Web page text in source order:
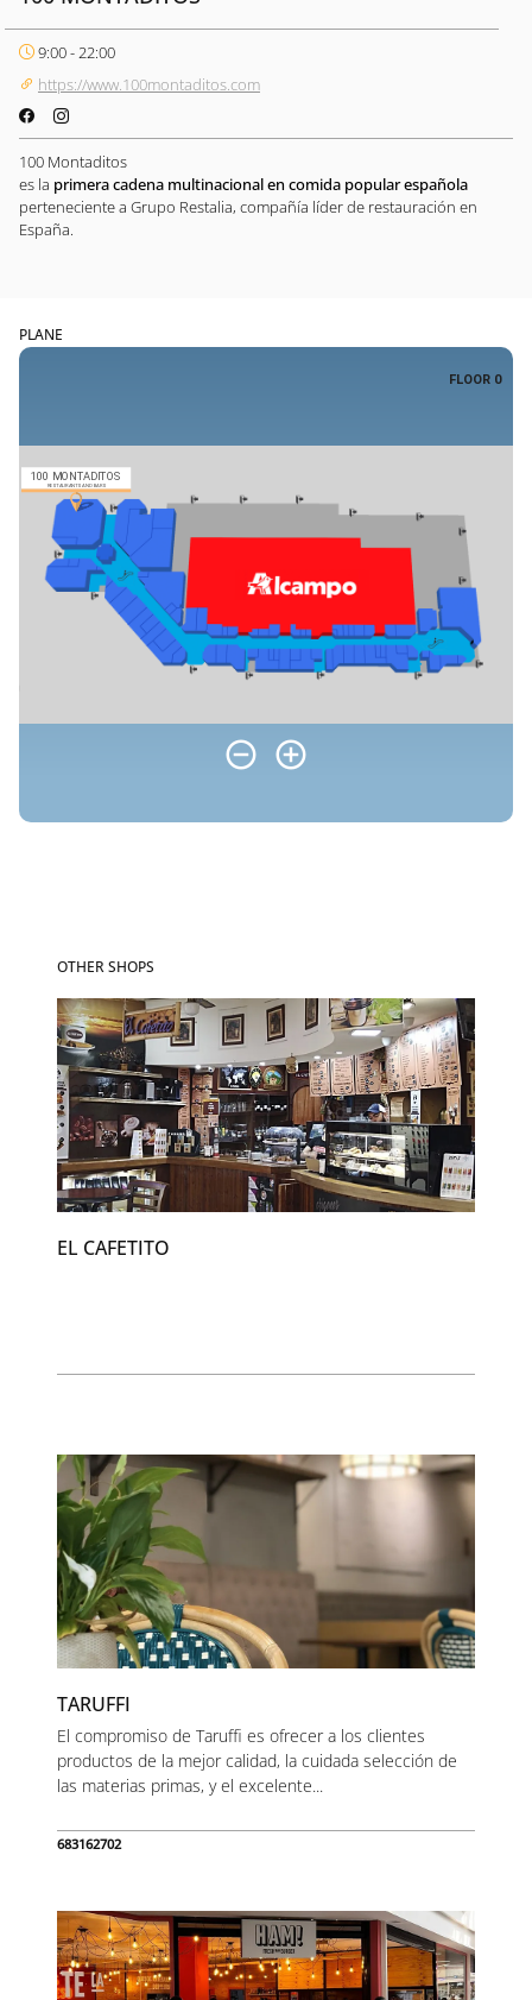
9:00 - 22:00
https://www.100montaditos.com
100 Montaditos
es la primera cadena multinacional en comida popular española
perteneciente a Grupo Restalia, compañía líder de restauración en
España.
PLANE
OTHER SHOPS
EL CAFETITO
TARUFFI
El compromiso de Taruffi es ofrecer a los clientes
productos de la mejor calidad, la cuidada selección de
las materias primas, y el excelente...
683162702